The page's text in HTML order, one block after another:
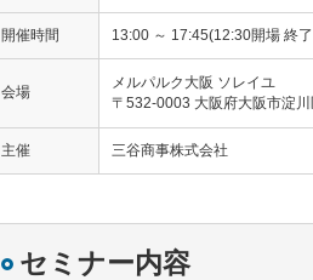
開催時間 13:00 ～ 17:45(12:30開場 終
会場
メルパルク大阪 ソレイユ
〒532-0003 大阪府大阪市淀
主催 三谷商事株式会社
セミナー内容